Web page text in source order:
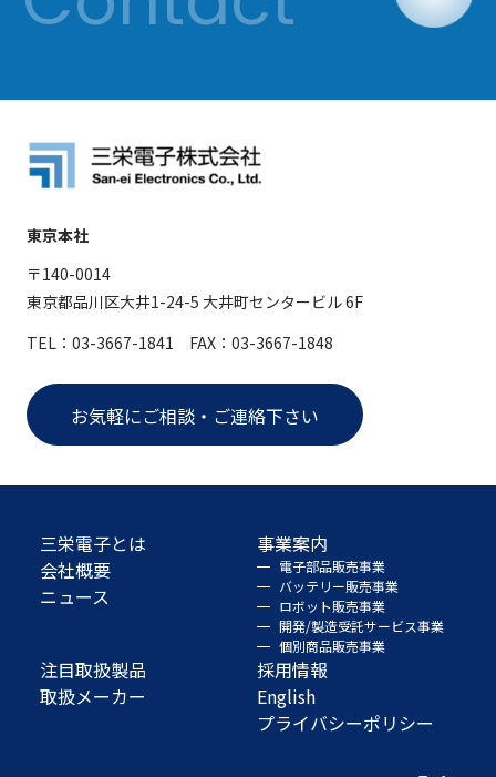
東京本社
〒140-0014
東京都品川区大井1-24-5 大井町センタービル 6F
TEL：03-3667-1841 FAX：03-3667-1848
お気軽にご相談・ご連絡下さい
三栄電子とは
会社概要
ニュース
事業案内
電子部品販売事業
バッテリー販売事業
ロボット販売事業
開発/製造受託サービス事業
個別商品販売事業
注目取扱製品
取扱メーカー
採用情報
English
プライバシーポリシー